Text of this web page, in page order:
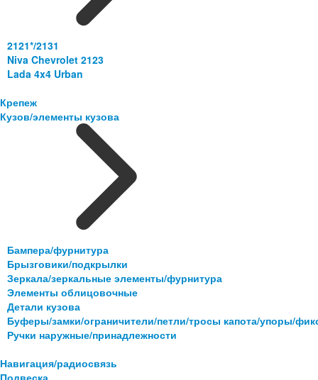
2121*/2131
Niva Chevrolet 2123
Lada 4x4 Urban
Крепеж
Кузов/элементы кузова
Бампера/фурнитура
Брызговики/подкрылки
Зеркала/зеркальные элементы/фурнитура
Элементы облицовочные
Детали кузова
Буферы/замки/ограничители/петли/тросы капота/упоры/
Ручки наружные/принадлежности
Навигация/радиосвязь